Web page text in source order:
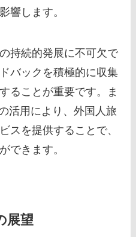
響します。
持続的発展に不可欠で
バックを積極的に収集
ることが重要です。ま
活用により、外国人旅
スを提供することで、
できます。
展望